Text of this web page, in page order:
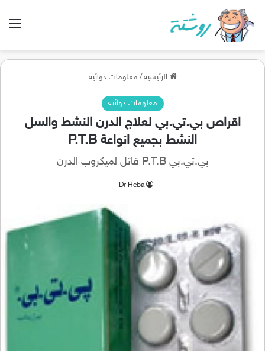
الرئيسية / معلومات دوائية
معلومات دوائية
اقراص بي.تي.بي لعلاج الدرن النشط والسل
النشط بجميع انواعة P.T.B
بي.تي.بي P.T.B قاتل لميكروب الدرن
Dr Heba